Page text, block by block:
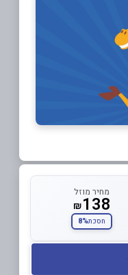
מחיר מוזל
₪138
חסכת8%